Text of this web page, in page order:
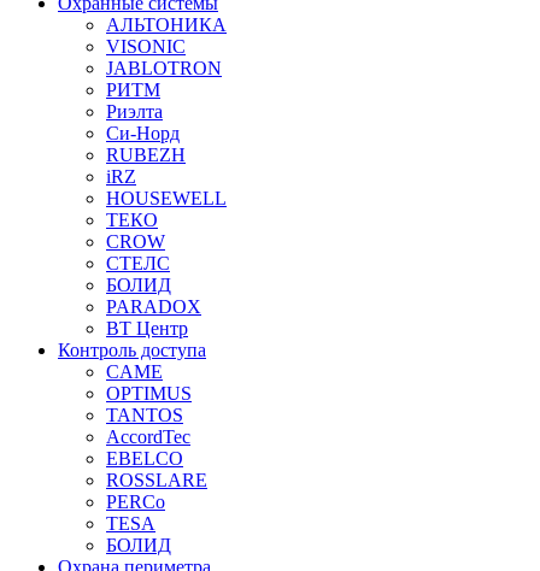
АЛЬТОНИКА
VISONIC
JABLOTRON
РИТМ
Риэлта
Си-Норд
RUBEZH
iRZ
HOUSEWELL
ТЕКО
CROW
СТЕЛС
БОЛИД
PARADOX
ВТ Центр
Контроль доступа
CAME
OPTIMUS
TANTOS
AccordTec
EBELCO
ROSSLARE
PERCo
TESA
БОЛИД
Охрана периметра